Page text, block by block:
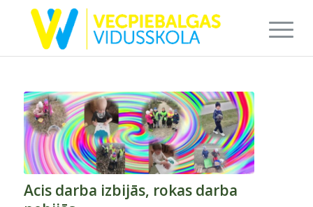
Acis darba izbijās, rokas darba